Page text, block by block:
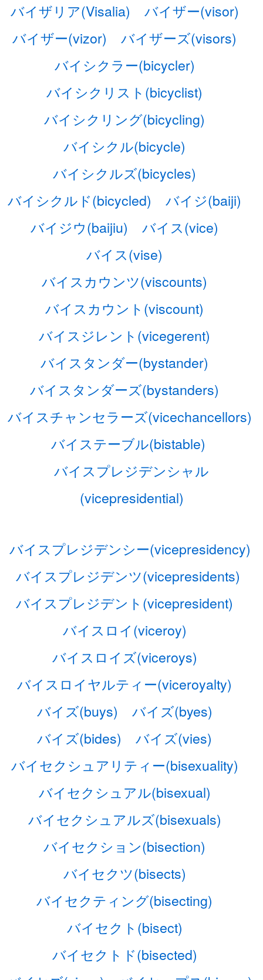
バイザリア(Visalia)
バイザー(visor)
バイザー(vizor)
バイザーズ(visors)
バイシクラー(bicycler)
バイシクリスト(bicyclist)
バイシクリング(bicycling)
バイシクル(bicycle)
バイシクルズ(bicycles)
バイシクルド(bicycled)
バイジ(baiji)
バイジウ(baijiu)
バイス(vice)
バイス(vise)
バイスカウンツ(viscounts)
バイスカウント(viscount)
バイスジレント(vicegerent)
バイスタンダー(bystander)
バイスタンダーズ(bystanders)
バイスチャンセラーズ(vicechancellors)
バイステーブル(bistable)
バイスプレジデンシャル
(vicepresidential)
バイスプレジデンシー(vicepresidency)
バイスプレジデンツ(vicepresidents)
バイスプレジデント(vicepresident)
バイスロイ(viceroy)
バイスロイズ(viceroys)
バイスロイヤルティー(viceroyalty)
バイズ(buys)
バイズ(byes)
バイズ(bides)
バイズ(vies)
バイセクシュアリティー(bisexuality)
バイセクシュアル(bisexual)
バイセクシュアルズ(bisexuals)
バイセクション(bisection)
バイセクツ(bisects)
バイセクティング(bisecting)
バイセクト(bisect)
バイセクトド(bisected)